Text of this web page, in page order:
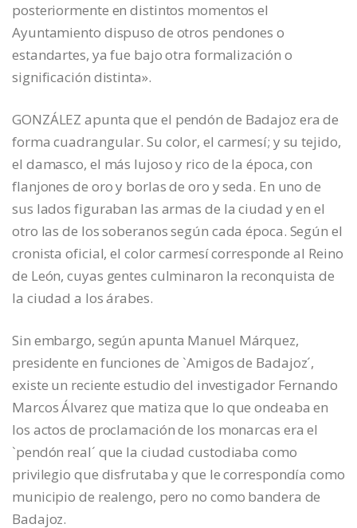
posteriormente en distintos momentos el
Ayuntamiento dispuso de otros pendones o
estandartes, ya fue bajo otra formalización o
significación distinta».
GONZÁLEZ apunta que el pendón de Badajoz era de
forma cuadrangular. Su color, el carmesí; y su tejido,
el damasco, el más lujoso y rico de la época, con
flanjones de oro y borlas de oro y seda. En uno de
sus lados figuraban las armas de la ciudad y en el
otro las de los soberanos según cada época. Según el
cronista oficial, el color carmesí corresponde al Reino
de León, cuyas gentes culminaron la reconquista de
la ciudad a los árabes.
Sin embargo, según apunta Manuel Márquez,
presidente en funciones de `Amigos de Badajoz´,
existe un reciente estudio del investigador Fernando
Marcos Álvarez que matiza que lo que ondeaba en
los actos de proclamación de los monarcas era el
`pendón real´ que la ciudad custodiaba como
privilegio que disfrutaba y que le correspondía como
municipio de realengo, pero no como bandera de
Badajoz.